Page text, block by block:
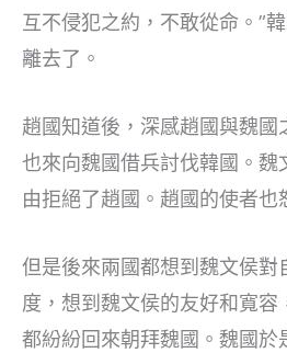
互不侵犯之約，不敢從命。”
離去了。
趙國知道後，深感趙國與魏國
也來向魏國借兵討伐韓國。魏
由拒絕了趙國。趙國的使者也
但是後來兩國都想到魏文侯對
度，想到魏文侯的友好和寬容
都紛紛回來朝拜魏國。魏國於